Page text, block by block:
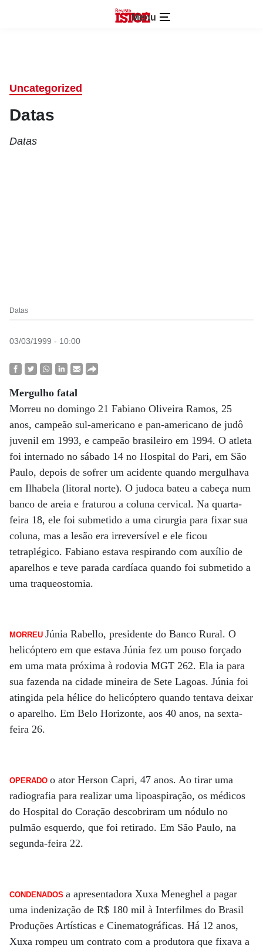
Menu
Uncategorized
Datas
Datas
Datas
03/03/1999 - 10:00
Mergulho fatal
Morreu no domingo 21 Fabiano Oliveira Ramos, 25
anos, campeão sul-americano e pan-americano de judô
juvenil em 1993, e campeão brasileiro em 1994. O atleta
foi internado no sábado 14 no Hospital do Pari, em São
Paulo, depois de sofrer um acidente quando mergulhava
em Ilhabela (litoral norte). O judoca bateu a cabeça num
banco de areia e fraturou a coluna cervical. Na quarta-
feira 18, ele foi submetido a uma cirurgia para fixar sua
coluna, mas a lesão era irreversível e ele ficou
tetraplégico. Fabiano estava respirando com auxílio de
aparelhos e teve parada cardíaca quando foi submetido a
uma traqueostomia.
MORREU Júnia Rabello, presidente do Banco Rural. O
helicóptero em que estava Júnia fez um pouso forçado
em uma mata próxima à rodovia MGT 262. Ela ia para
sua fazenda na cidade mineira de Sete Lagoas. Júnia foi
atingida pela hélice do helicóptero quando tentava deixar
o aparelho. Em Belo Horizonte, aos 40 anos, na sexta-
feira 26.
OPERADO o ator Herson Capri, 47 anos. Ao tirar uma
radiografia para realizar uma lipoaspiração, os médicos
do Hospital do Coração descobriram um nódulo no
pulmão esquerdo, que foi retirado. Em São Paulo, na
segunda-feira 22.
CONDENADOS a apresentadora Xuxa Meneghel a pagar
uma indenização de R$ 180 mil à Interfilmes do Brasil
Produções Artísticas e Cinematográficas. Há 12 anos,
Xuxa rompeu um contrato com a produtora que fixava a